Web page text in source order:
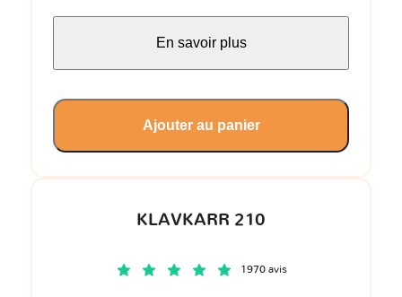
KLAVKARR 210
1970 avis
En savoir plus
Ajouter au panier